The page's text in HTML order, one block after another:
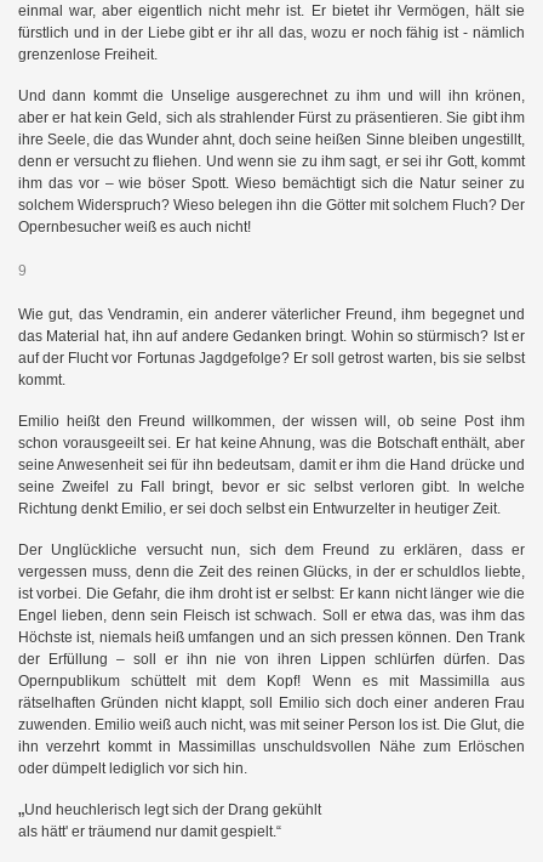
einmal war, aber eigentlich nicht mehr ist. Er bietet ihr Vermögen, hält sie
fürstlich und in der Liebe gibt er ihr all das, wozu er noch fähig ist - nämlich
grenzenlose Freiheit.
Und dann kommt die Unselige ausgerechnet zu ihm und will ihn krönen,
aber er hat kein Geld, sich als strahlender Fürst zu präsentieren. Sie gibt ihm
ihre Seele, die das Wunder ahnt, doch seine heißen Sinne bleiben ungestillt,
denn er versucht zu fliehen. Und wenn sie zu ihm sagt, er sei ihr Gott, kommt
ihm das vor – wie böser Spott. Wieso bemächtigt sich die Natur seiner zu
solchem Widerspruch? Wieso belegen ihn die Götter mit solchem Fluch? Der
Opernbesucher weiß es auch nicht!
9
Wie gut, das Vendramin, ein anderer väterlicher Freund, ihm begegnet und
das Material hat, ihn auf andere Gedanken bringt. Wohin so stürmisch? Ist er
auf der Flucht vor Fortunas Jagdgefolge? Er soll getrost warten, bis sie selbst
kommt.
Emilio heißt den Freund willkommen, der wissen will, ob seine Post ihm
schon vorausgeeilt sei. Er hat keine Ahnung, was die Botschaft enthält, aber
seine Anwesenheit sei für ihn bedeutsam, damit er ihm die Hand drücke und
seine Zweifel zu Fall bringt, bevor er sic selbst verloren gibt. In welche
Richtung denkt Emilio, er sei doch selbst ein Entwurzelter in heutiger Zeit.
Der Unglückliche versucht nun, sich dem Freund zu erklären, dass er
vergessen muss, denn die Zeit des reinen Glücks, in der er schuldlos liebte,
ist vorbei. Die Gefahr, die ihm droht ist er selbst: Er kann nicht länger wie die
Engel lieben, denn sein Fleisch ist schwach. Soll er etwa das, was ihm das
Höchste ist, niemals heiß umfangen und an sich pressen können. Den Trank
der Erfüllung – soll er ihn nie von ihren Lippen schlürfen dürfen. Das
Opernpublikum schüttelt mit dem Kopf! Wenn es mit Massimilla aus
rätselhaften Gründen nicht klappt, soll Emilio sich doch einer anderen Frau
zuwenden. Emilio weiß auch nicht, was mit seiner Person los ist. Die Glut, die
ihn verzehrt kommt in Massimillas unschuldsvollen Nähe zum Erlöschen
oder dümpelt lediglich vor sich hin.
„Und heuchlerisch legt sich der Drang gekühlt
als hätt' er träumend nur damit gespielt.“